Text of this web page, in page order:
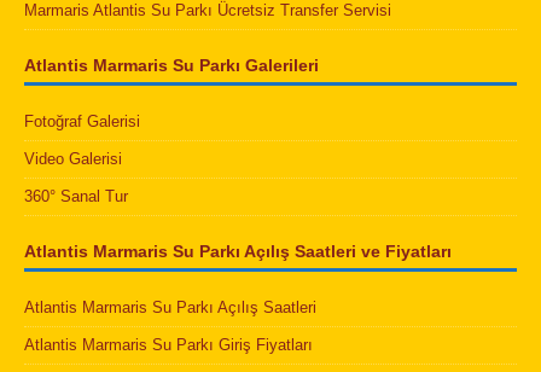
Marmaris Atlantis Su Parkı Ücretsiz Transfer Servisi
Atlantis Marmaris Su Parkı Galerileri
Fotoğraf Galerisi
Video Galerisi
360° Sanal Tur
Atlantis Marmaris Su Parkı Açılış Saatleri ve Fiyatları
Atlantis Marmaris Su Parkı Açılış Saatleri
Atlantis Marmaris Su Parkı Giriş Fiyatları